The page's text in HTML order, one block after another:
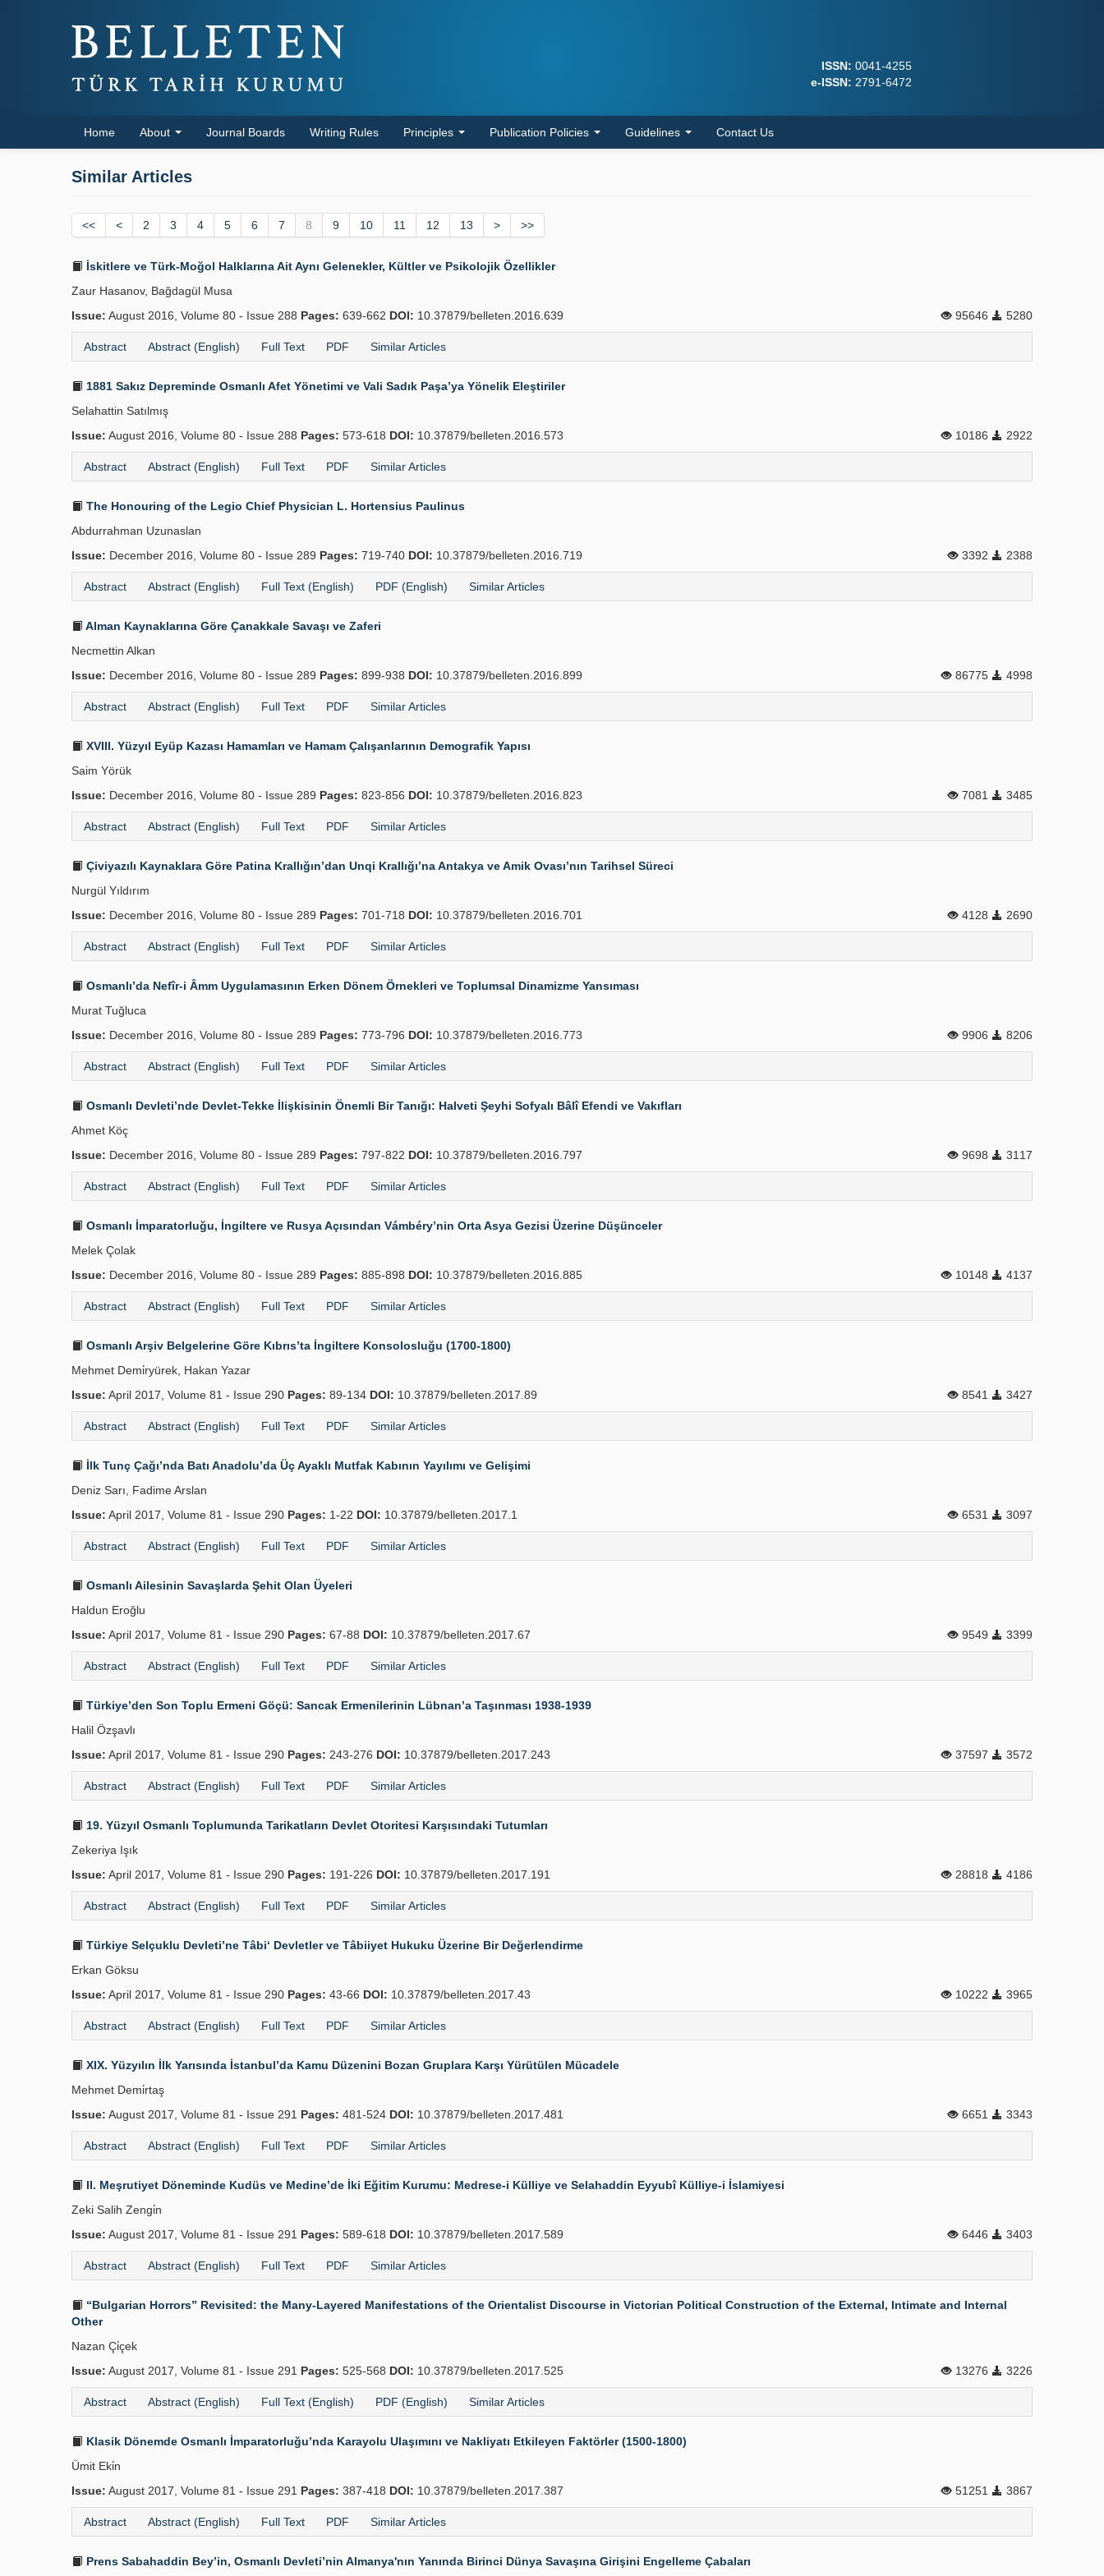
ISSN: 0041-4255
e-ISSN: 2791-6472
Home About Journal Boards Writing Rules Principles Publication Policies Guidelines Contact Us
Similar Articles
<< < 2 3 4 5 6 7 8 9 10 11 12 13 > >>
İskitlere ve Türk-Moğol Halklarına Ait Aynı Gelenekler, Kültler ve Psikolojik Özellikler
Zaur Hasanov, Bağdagül Musa
Issue: August 2016, Volume 80 - Issue 288 Pages: 639-662 DOI: 10.37879/belleten.2016.639 95646 5280
Abstract Abstract (English) Full Text PDF Similar Articles
1881 Sakız Depreminde Osmanlı Afet Yönetimi ve Vali Sadık Paşa’ya Yönelik Eleştiriler
Selahattin Satılmış
Issue: August 2016, Volume 80 - Issue 288 Pages: 573-618 DOI: 10.37879/belleten.2016.573 10186 2922
Abstract Abstract (English) Full Text PDF Similar Articles
The Honouring of the Legio Chief Physician L. Hortensius Paulinus
Abdurrahman Uzunaslan
Issue: December 2016, Volume 80 - Issue 289 Pages: 719-740 DOI: 10.37879/belleten.2016.719 3392 2388
Abstract Abstract (English) Full Text (English) PDF (English) Similar Articles
Alman Kaynaklarına Göre Çanakkale Savaşı ve Zaferi
Necmettin Alkan
Issue: December 2016, Volume 80 - Issue 289 Pages: 899-938 DOI: 10.37879/belleten.2016.899 86775 4998
Abstract Abstract (English) Full Text PDF Similar Articles
XVIII. Yüzyıl Eyüp Kazası Hamamları ve Hamam Çalışanlarının Demografik Yapısı
Saim Yörük
Issue: December 2016, Volume 80 - Issue 289 Pages: 823-856 DOI: 10.37879/belleten.2016.823 7081 3485
Abstract Abstract (English) Full Text PDF Similar Articles
Çiviyazılı Kaynaklara Göre Patina Krallığın’dan Unqi Krallığı’na Antakya ve Amik Ovası’nın Tarihsel Süreci
Nurgül Yıldırım
Issue: December 2016, Volume 80 - Issue 289 Pages: 701-718 DOI: 10.37879/belleten.2016.701 4128 2690
Abstract Abstract (English) Full Text PDF Similar Articles
Osmanlı’da Nefîr-i Âmm Uygulamasının Erken Dönem Örnekleri ve Toplumsal Dinamizme Yansıması
Murat Tuğluca
Issue: December 2016, Volume 80 - Issue 289 Pages: 773-796 DOI: 10.37879/belleten.2016.773 9906 8206
Abstract Abstract (English) Full Text PDF Similar Articles
Osmanlı Devleti’nde Devlet-Tekke İlişkisinin Önemli Bir Tanığı: Halveti Şeyhi Sofyalı Bâlî Efendi ve Vakıfları
Ahmet Köç
Issue: December 2016, Volume 80 - Issue 289 Pages: 797-822 DOI: 10.37879/belleten.2016.797 9698 3117
Abstract Abstract (English) Full Text PDF Similar Articles
Osmanlı İmparatorluğu, İngiltere ve Rusya Açısından Vámbéry’nin Orta Asya Gezisi Üzerine Düşünceler
Melek Çolak
Issue: December 2016, Volume 80 - Issue 289 Pages: 885-898 DOI: 10.37879/belleten.2016.885 10148 4137
Abstract Abstract (English) Full Text PDF Similar Articles
Osmanlı Arşiv Belgelerine Göre Kıbrıs’ta İngiltere Konsolosluğu (1700-1800)
Mehmet Demi̇ryürek, Hakan Yazar
Issue: April 2017, Volume 81 - Issue 290 Pages: 89-134 DOI: 10.37879/belleten.2017.89 8541 3427
Abstract Abstract (English) Full Text PDF Similar Articles
İlk Tunç Çağı’nda Batı Anadolu’da Üç Ayaklı Mutfak Kabının Yayılımı ve Gelişimi
Deniz Sarı, Fadime Arslan
Issue: April 2017, Volume 81 - Issue 290 Pages: 1-22 DOI: 10.37879/belleten.2017.1 6531 3097
Abstract Abstract (English) Full Text PDF Similar Articles
Osmanlı Ailesinin Savaşlarda Şehit Olan Üyeleri
Haldun Eroğlu
Issue: April 2017, Volume 81 - Issue 290 Pages: 67-88 DOI: 10.37879/belleten.2017.67 9549 3399
Abstract Abstract (English) Full Text PDF Similar Articles
Türkiye’den Son Toplu Ermeni Göçü: Sancak Ermenilerinin Lübnan’a Taşınması 1938-1939
Halil Özşavlı
Issue: April 2017, Volume 81 - Issue 290 Pages: 243-276 DOI: 10.37879/belleten.2017.243 37597 3572
Abstract Abstract (English) Full Text PDF Similar Articles
19. Yüzyıl Osmanlı Toplumunda Tarikatların Devlet Otoritesi Karşısındaki Tutumları
Zekeriya Işık
Issue: April 2017, Volume 81 - Issue 290 Pages: 191-226 DOI: 10.37879/belleten.2017.191 28818 4186
Abstract Abstract (English) Full Text PDF Similar Articles
Türkiye Selçuklu Devleti’ne Tâbi‘ Devletler ve Tâbiiyet Hukuku Üzerine Bir Değerlendirme
Erkan Göksu
Issue: April 2017, Volume 81 - Issue 290 Pages: 43-66 DOI: 10.37879/belleten.2017.43 10222 3965
Abstract Abstract (English) Full Text PDF Similar Articles
XIX. Yüzyılın İlk Yarısında İstanbul’da Kamu Düzenini Bozan Gruplara Karşı Yürütülen Mücadele
Mehmet Demi̇rtaş
Issue: August 2017, Volume 81 - Issue 291 Pages: 481-524 DOI: 10.37879/belleten.2017.481 6651 3343
Abstract Abstract (English) Full Text PDF Similar Articles
II. Meşrutiyet Döneminde Kudüs ve Medine’de İki Eğitim Kurumu: Medrese-i Külliye ve Selahaddin Eyyubî Külliye-i İslamiyesi
Zeki Salih Zengi̇n
Issue: August 2017, Volume 81 - Issue 291 Pages: 589-618 DOI: 10.37879/belleten.2017.589 6446 3403
Abstract Abstract (English) Full Text PDF Similar Articles
“Bulgarian Horrors” Revisited: the Many-Layered Manifestations of the Orientalist Discourse in Victorian Political Construction of the External, Intimate and Internal
Other
Nazan Çi̇çek
Issue: August 2017, Volume 81 - Issue 291 Pages: 525-568 DOI: 10.37879/belleten.2017.525 13276 3226
Abstract Abstract (English) Full Text (English) PDF (English) Similar Articles
Klasik Dönemde Osmanlı İmparatorluğu’nda Karayolu Ulaşımını ve Nakliyatı Etkileyen Faktörler (1500-1800)
Ümit Eki̇n
Issue: August 2017, Volume 81 - Issue 291 Pages: 387-418 DOI: 10.37879/belleten.2017.387 51251 3867
Abstract Abstract (English) Full Text PDF Similar Articles
Prens Sabahaddin Bey’in, Osmanlı Devleti’nin Almanya'nın Yanında Birinci Dünya Savaşına Girişini Engelleme Çabaları